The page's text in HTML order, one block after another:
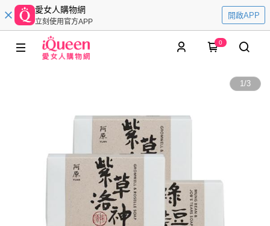
愛女人購物網
立刻使用官方APP
開啟APP
0
1/3